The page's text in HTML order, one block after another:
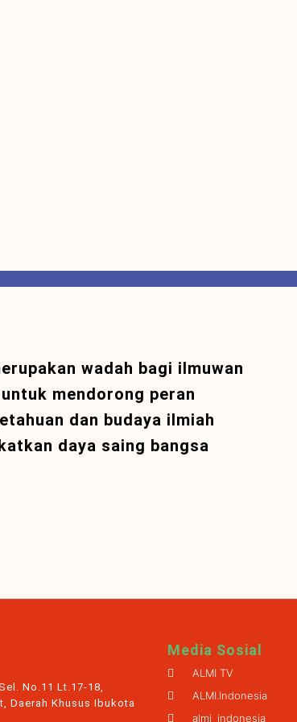
wadah bagi ilmuwan
mendorong peran
dan budaya ilmiah
daya saing bangsa
No.11 Lt.17-18,
Daerah Khusus Ibukota
Media Sosial
ALMI TV
ALMI.Indonesia
almi_indonesia